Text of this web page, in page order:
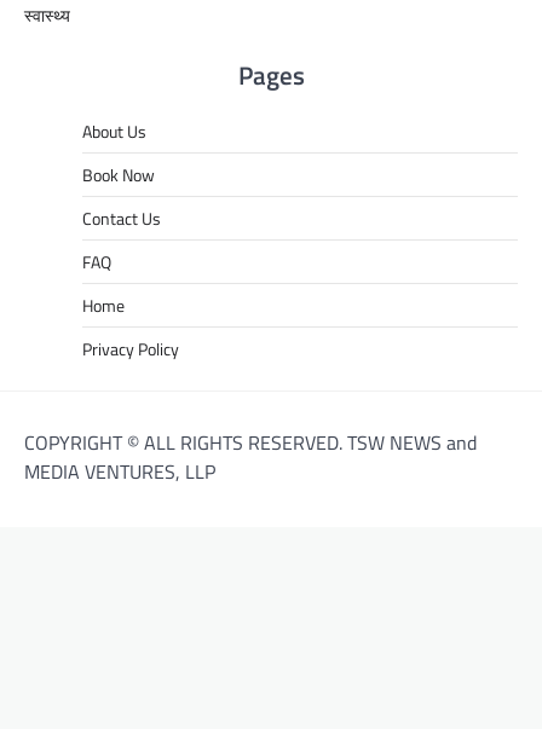
स्वास्थ्य
Pages
About Us
Book Now
Contact Us
FAQ
Home
Privacy Policy
COPYRIGHT © ALL RIGHTS RESERVED. TSW NEWS and
MEDIA VENTURES, LLP